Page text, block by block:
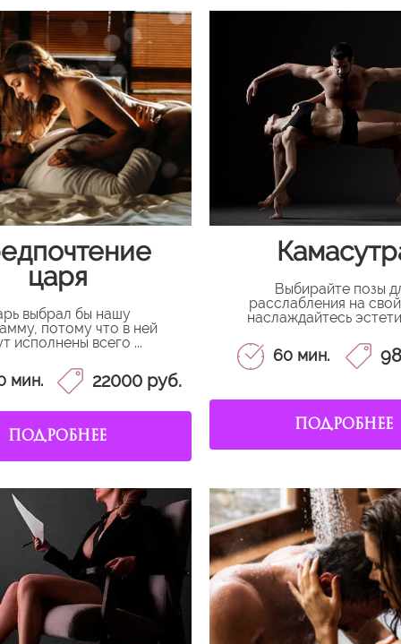
царя
выбрал бы нашу
потому что в ней
исполнены всего ...
мин. 22000 руб.
ПОДРОБНЕЕ
Выбирайте позы
расслабления на
наслаждайтесь
60 мин.
ПОДРОБНЕЕ